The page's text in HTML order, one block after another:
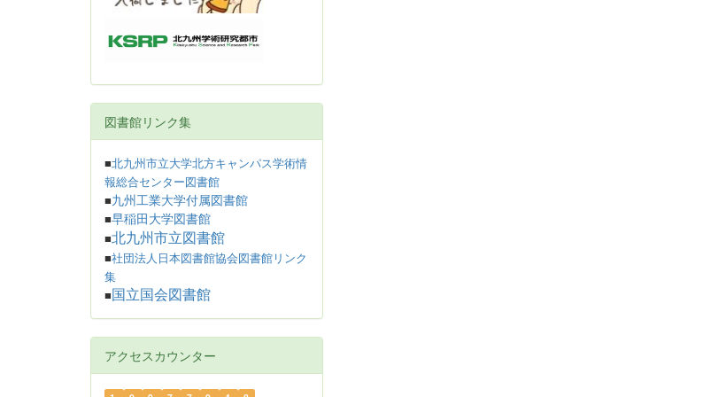
図書館リンク集
■北九州市立大学北方キャンパス学術情
報総合センター図書館
■九州工業大学付属図書館
■早稲田大学図書館
■北九州市立図書館
■社団法人日本図書館協会図書館リンク
集
■ 国立国会図書館
アクセスカウンター